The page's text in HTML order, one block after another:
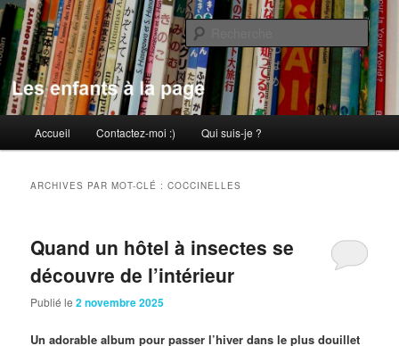
Aller
au
contenu
principal
Aller
au
contenu
secondaireLes enfants à la page
principal
Accueil Contactez-moi :) Qui suis-je ?
ARCHIVES PAR MOT-CLÉ :COCCINELLES
Quand un hôtel à insectes se
découvre de l’intérieur
Publié le2 novembre 2025
Un adorable album pour passer l’hiver dans le plus douillet